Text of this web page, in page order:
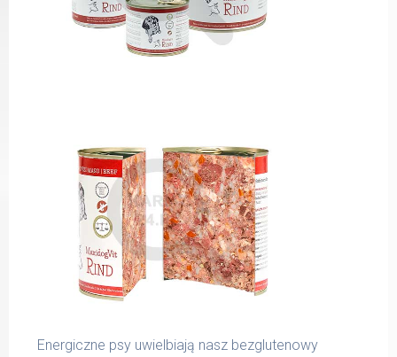
Energiczne psy uwielbiają nasz bezglutenowy